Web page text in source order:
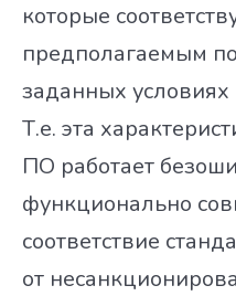
которые
предполагаемым
заданных условиях
Т.е. эта
ПО работает
функционально
соответствие
от